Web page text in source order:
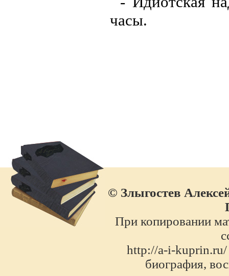
часы.
© Злыгостев
При копировании
http://a-i-
биография,